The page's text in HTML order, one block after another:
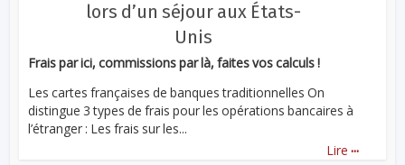
lors d’un séjour aux États-
Unis
Frais par ici, commissions par là, faites vos calculs !
Les cartes françaises de banques traditionnelles On
distingue 3 types de frais pour les opérations bancaires à
l’étranger : Les frais sur les...
Lire ...